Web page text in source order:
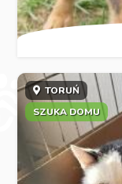
TORUŃ
SZUKA DOMU